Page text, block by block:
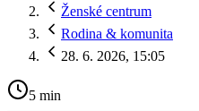
Ženské centrum
Rodina & komunita
28. 6. 2026, 15:05
5 min